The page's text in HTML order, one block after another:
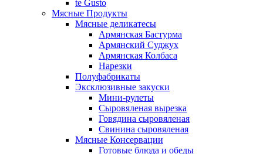
te Gusto
Мясные Продукты
Мясные деликатесы
Армянская Бастурма
Армянский Суджух
Армянская Колбаса
Нарезки
Полуфабрикаты
Эксклюзивные закуски
Мини-рулеты
Сыровяленая вырезка
Говядина сыровяленая
Свинина сыровяленая
Мясные Консервации
Готовые блюда и обеды